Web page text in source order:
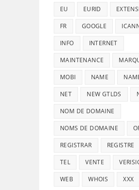
EU EURID
FR GOOGLE
INFO INTERNET
MAINTENANCE
MOBI NAME
NET NEW GTLDS
NOM DE DOMAINE
NOMS DE DOMAINE
REGISTRAR REGISTRE
TEL VENTE
WEB WHOIS XXX